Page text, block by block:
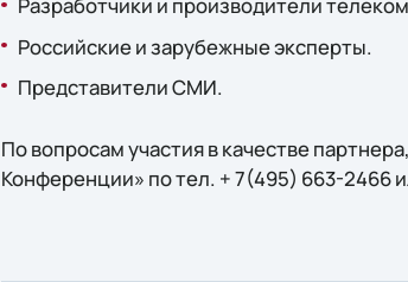
Разработчики и производители
Российские и зарубежные эксперты.
Представители СМИ.
По вопросам участия в качестве
Конференции» по тел. + 7(495) 663-2466